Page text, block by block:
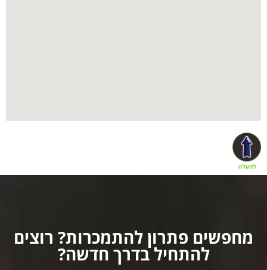
מחפשים פתרון להתמכרות? רוצים
להתחיל בדרך חדשה?